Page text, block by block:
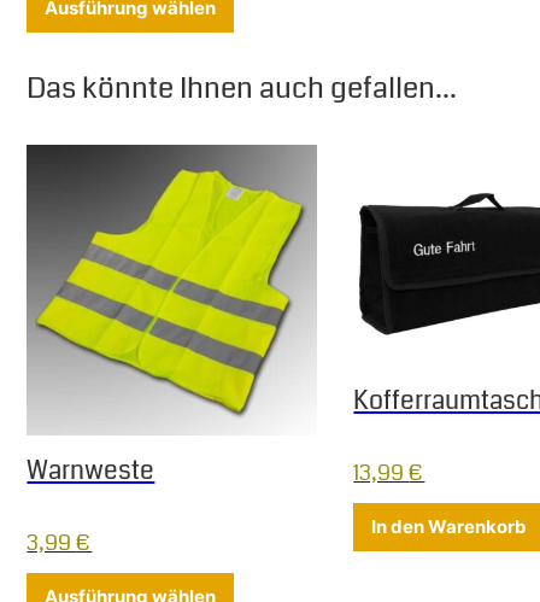
Ausführung wählen
Das könnte Ihnen auch gefallen...
Warnweste
3,99€
Ausführung wählen
13,99€
In den Warenkorb